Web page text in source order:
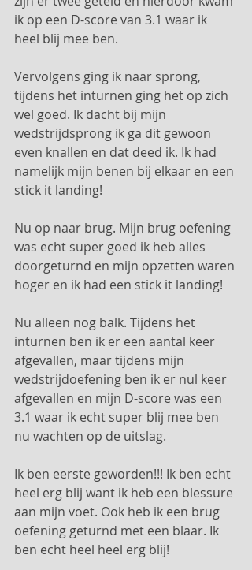
ik op een D-score van 3.1 waar ik
heel blij mee ben.
Vervolgens ging ik naar sprong,
tijdens het inturnen ging het op zich
wel goed. Ik dacht bij mijn
wedstrijdsprong ik ga dit gewoon
even knallen en dat deed ik. Ik had
namelijk mijn benen bij elkaar en een
stick it landing!
Nu op naar brug. Mijn brug oefening
was echt super goed ik heb alles
doorgeturnd en mijn opzetten waren
hoger en ik had een stick it landing!
Nu alleen nog balk. Tijdens het
inturnen ben ik er een aantal keer
afgevallen, maar tijdens mijn
wedstrijdoefening ben ik er nul keer
afgevallen en mijn D-score was een
3.1 waar ik echt super blij mee ben
nu wachten op de uitslag.
Ik ben eerste geworden!!! Ik ben echt
heel erg blij want ik heb een blessure
aan mijn voet. Ook heb ik een brug
oefening geturnd met een blaar. Ik
ben echt heel heel erg blij!